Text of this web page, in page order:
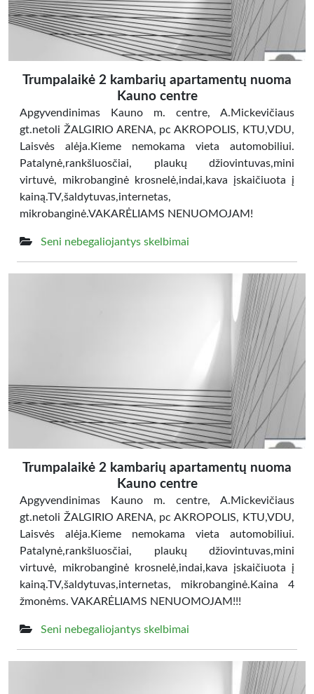
Trumpalaikė 2 kambarių apartamentų nuoma
Kauno centre
Apgyvendinimas Kauno m. centre, A.Mickevičiaus
gt.netoli ŽALGIRIO ARENA, pc AKROPOLIS, KTU,VDU,
Laisvės alėja.Kieme nemokama vieta automobiliui.
Patalynė,rankšluosčiai, plaukų džiovintuvas,mini
virtuvė, mikrobanginė krosnelė,indai,kava įskaičiuota į
kainą.TV,šaldytuvas,internetas,
mikrobanginė.VAKARĖLIAMS NENUOMOJAM!
Seni nebegaliojantys skelbimai
Trumpalaikė 2 kambarių apartamentų nuoma
Kauno centre
Apgyvendinimas Kauno m. centre, A.Mickevičiaus
gt.netoli ŽALGIRIO ARENA, pc AKROPOLIS, KTU,VDU,
Laisvės alėja.Kieme nemokama vieta automobiliui.
Patalynė,rankšluosčiai, plaukų džiovintuvas,mini
virtuvė, mikrobanginė krosnelė,indai,kava įskaičiuota į
kainą.TV,šaldytuvas,internetas, mikrobanginė.Kaina 4
žmonėms. VAKARĖLIAMS NENUOMOJAM!!!
Seni nebegaliojantys skelbimai